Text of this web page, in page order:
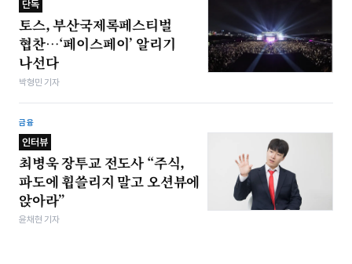
단독
토스, 부산국제록페스티벌
협찬…‘페이스페이’ 알리기
나선다
박형민 기자
금융
인터뷰
최병욱 장투교 전도사 “주식,
파도에 휩쓸리지 말고 오션뷰에
앉아라”
윤채현 기자